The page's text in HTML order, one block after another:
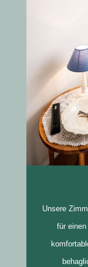
Unsere
für